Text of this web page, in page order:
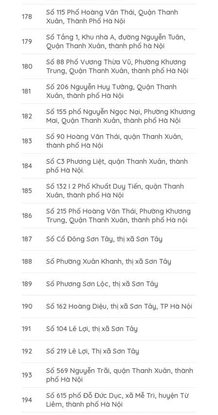
178
Số 115 Phố Hoàng Vân Thái, Quận Thanh
Xuân, Thành Phố Hà Nội
179
Số Tầng 1, Khu nhà A, đường Nguyễn Tuân,
Quận Thanh Xuân, thành phố hà Nội
180
Số 88 Phố Vương Thừa Vũ, Phường Khương
Trung, Quận Thanh Xuân, thành phố Hà Nội
181
Số 206 Nguyễn Huy Tưởng, Quận Thanh
Xuân, thành phố Hà Nội
182
Số 155 phố Nguyễn Ngọc Nại, Phường Khương
Mai, Quận Thanh Xuân, thành phố Hà Nội
183
Số 90 Hoàng Văn Thái, quận Thanh Xuân,
thành phố Hà Nội
184
Số C3 Phương Liệt, quận Thanh Xuân, thành
phố Hà Nội.
185
Số 132 I 2 Phố Khuất Duy Tiến, quận Thanh
Xuân, thành phố Hà Nội
186
Số 215 Phố Hoàng Văn Thái, Phường Khương
Trung, Quận Thanh Xuân, thành phố Hà nội
187 Số Cổ Đông Sơn Tây, thị xã Sơn Tây
188 Số Phường Xuân Khanh, thị xã Sơn Tây
189 Số Phương Sơn Lộc, thị xã Sơn Tây
190 Số 162 Hoàng Diệu, thị xã Sơn Tây, TP Hà Nội
191 Số 104 Lê Lợi, thị xã Sơn Tây
192 Số 219 Lê Lợi, Thị xã Sơn Tây
193
Số 569 Nguyễn Trãi, quận Thanh Xuân, thành
phố Hà Nội
194
Số 615 phố Đỗ Đức Dục, xã Mễ Trì, huyện Từ
Liêm, thành phố Hà Nội